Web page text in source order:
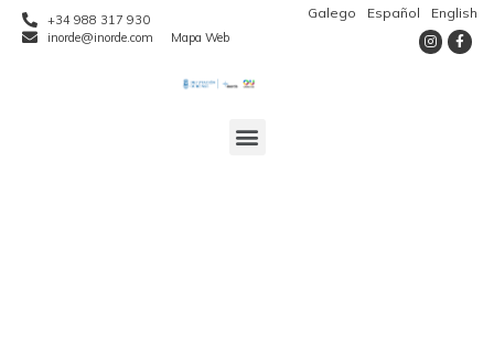
+34 988 317 930
inorde@inorde.com
Mapa Web
Galego Español English